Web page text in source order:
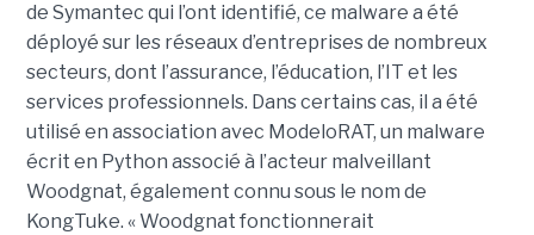
de Symantec qui l’ont identifié, ce malware a été
déployé sur les réseaux d’entreprises de nombreux
secteurs, dont l’assurance, l’éducation, l’IT et les
services professionnels. Dans certains cas, il a été
utilisé en association avec ModeloRAT, un malware
écrit en Python associé à l’acteur malveillant
Woodgnat, également connu sous le nom de
KongTuke. « Woodgnat fonctionnerait